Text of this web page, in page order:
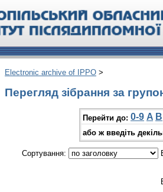
Electronic archive of IPPO >
Перегляд зібрання за
Перейти до: 0-9 A B
або ж введіть
Сортування: